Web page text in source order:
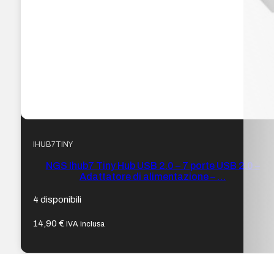
IHUB7TINY
NGS Ihub7 Tiny Hub USB 2.0 – 7 porte USB 2.0 –
Adattatore di alimentazione – …
4 disponibili
14,90€ IVA inclusa